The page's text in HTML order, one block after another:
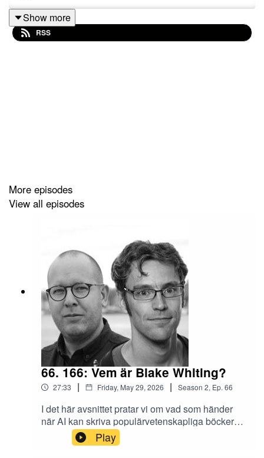
Show more
RSS
More episodes
View all episodes
66. 166: Vem är Blake Whiting?
27:33 | Friday, May 29, 2026 | Season 2, Ep. 66
I det här avsnittet pratar vi om vad som händer
när AI kan skriva populärvetenskapliga böcker
och faktiskt göra ett bra jobb. Vi tar avstamp i
berättelsen om Blake Whiting, en otroligt
Play